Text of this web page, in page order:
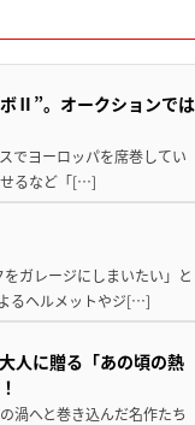
Ⅱ”。オークションでは
でヨーロッパを席巻してい
せるなど「[…]
ガレージにしまいたい」と
るヘルメットやジ[…]
人に贈る「あの頃の熱
渦へと巻き込んだ名作たち